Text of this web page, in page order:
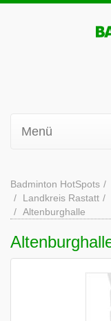
Menü
Badminton HotSpots
Landkreis Rastatt
Altenburghalle